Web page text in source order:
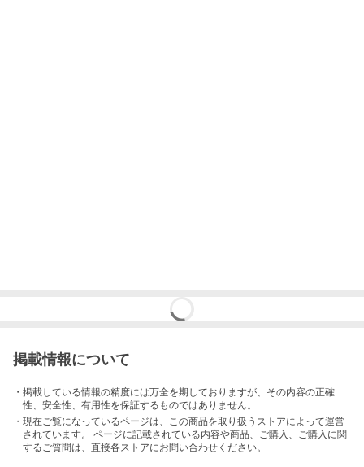
掲載情報について
・掲載している情報の精度には万全を期しておりますが、その内容の正確
性、安全性、有用性を保証するものではありません。
・現在ご覧になっているページは、この商品を取り扱うストアによって運営
されています。 ページに記載されている内容や商品、ご購入 、ご購入に関
するご質問は、直接各ストアにお問い合わせください。